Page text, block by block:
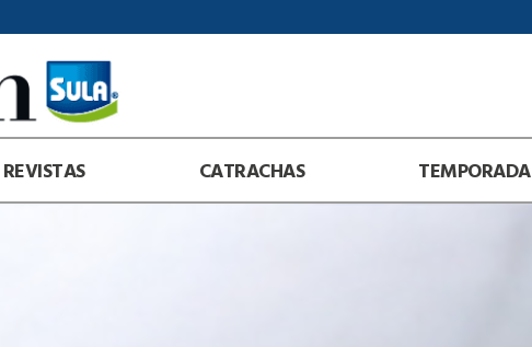
REVISTAS CATRACHAS TEMPORADA